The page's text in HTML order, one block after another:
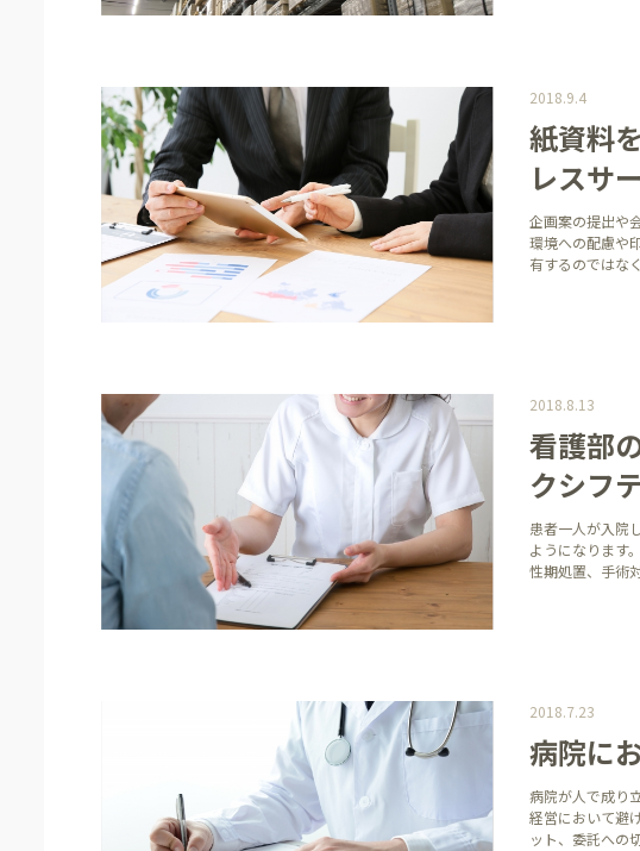
2018.9.4
紙資料
レスサ
企画案の提出や
環境への配慮や
有するのではな
2018.8.13
看護部
クシフ
患者一人が入院
ようになります
性期処置、手術
2018.7.23
病院に
病院が人で成り
経営において避
ット、委託への